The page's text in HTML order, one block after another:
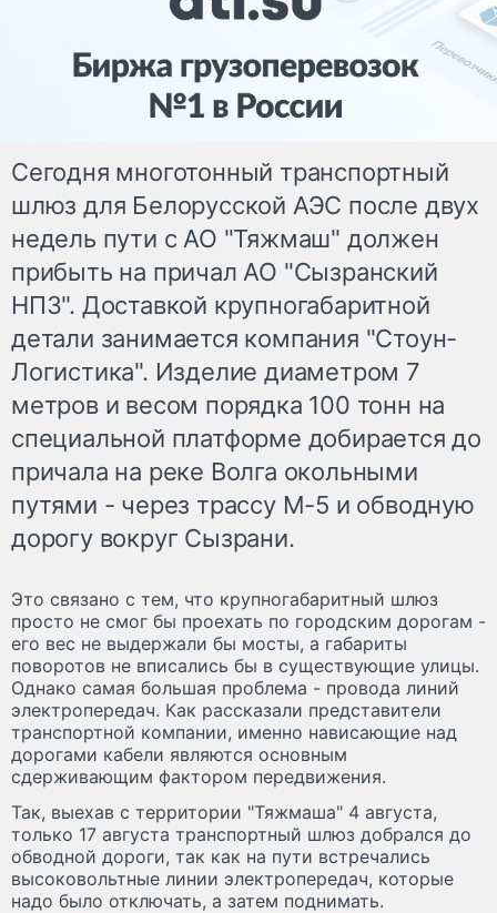
Сегодня многотонный транспортный
шлюз для Белорусской АЭС после двух
недель пути с АО "Тяжмаш" должен
прибыть на причал АО "Сызранский
НПЗ". Доставкой крупногабаритной
детали занимается компания "Стоун-
Логистика". Изделие диаметром 7
метров и весом порядка 100 тонн на
специальной платформе добирается до
причала на реке Волга окольными
путями - через трассу М-5 и обводную
дорогу вокруг Сызрани.
Это связано с тем, что крупногабаритный шлюз
просто не смог бы проехать по городским дорогам -
его вес не выдержали бы мосты, а габариты
поворотов не вписались бы в существующие улицы.
Однако самая большая проблема - провода линий
электропередач. Как рассказали представители
транспортной компании, именно нависающие над
дорогами кабели являются основным
сдерживающим фактором передвижения.
Так, выехав с территории "Тяжмаша" 4 августа,
только 17 августа транспортный шлюз добрался до
обводной дороги, так как на пути встречались
высоковольтные линии электропередач, которые
надо было отключать, а затем поднимать.